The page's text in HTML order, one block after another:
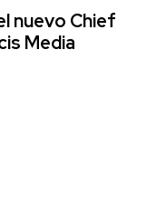
nuevo Chief
Media